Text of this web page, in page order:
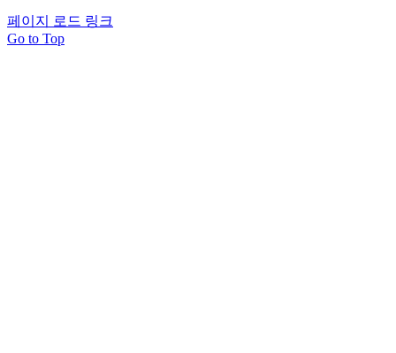
페이지 로드 링크
Go to Top